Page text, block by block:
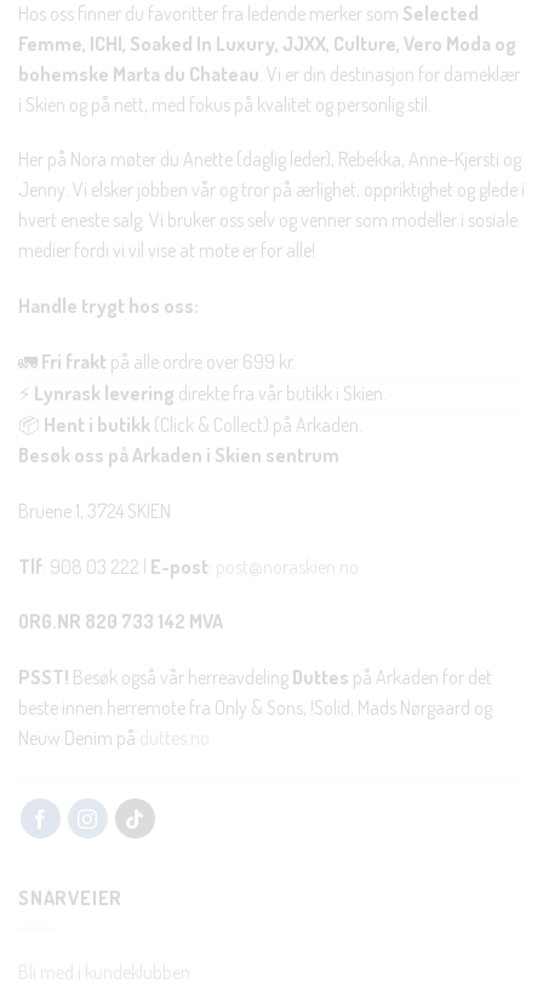
Hos oss finner du favoritter fra ledende merker som Selected
Femme, ICHI, Soaked In Luxury, JJXX, Culture, Vero Moda og
bohemske Marta du Chateau . Vi er din destinasjon for dameklær
i Skien og på nett, med fokus på kvalitet og personlig stil.
Her på Nora møter du Anette (daglig leder), Rebekka, Anne-Kjersti og
Jenny. Vi elsker jobben vår og tror på ærlighet, oppriktighet og glede i
hvert eneste salg. Vi bruker oss selv og venner som modeller i sosiale
medier fordi vi vil vise at mote er for alle!
Handle trygt hos oss:
🚛 Fri frakt på alle ordre over 699 kr.
⚡ Lynrask levering direkte fra vår butikk i Skien.
📦 Hent i butikk (Click & Collect) på Arkaden.
Besøk oss på Arkaden i Skien sentrum
Bruene 1, 3724 SKIEN
Tlf: 908 03 222 | E-post: post@noraskien.no
ORG.NR 820 733 142 MVA
PSST! Besøk også vår herreavdeling Duttes på Arkaden for det
beste innen herremote fra Only & Sons, !Solid, Mads Nørgaard og
Neuw Denim på duttes.no
SNARVEIER
Bli med i kundeklubben